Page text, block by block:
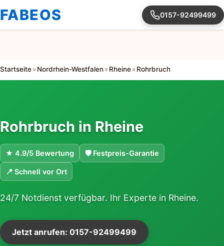
FABEOS 0157-92499499
Startseite» Nordrhein-Westfalen» Rheine» Rohrbruch
Rohrbruch in Rheine
★ 4.9/5 Bewertung 🛡 Festpreis-Garantie
📍 Schnell vor Ort
24/7 Notdienst verfügbar. Ihr Experte in Rheine.
Jetzt anrufen: 0157-92499499